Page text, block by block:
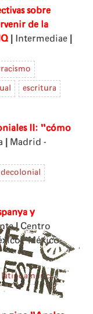
sobre
de la
Intermediae
escritura
II: "cómo
Madrid -
decolonial
y
| Centro
- México
latinoamérica